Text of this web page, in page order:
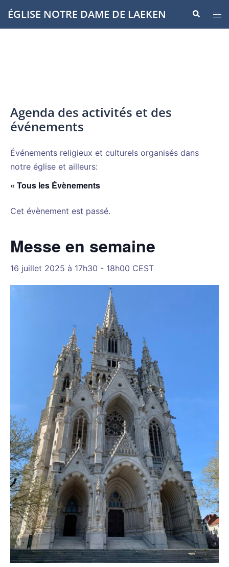
Aller
auÉGLISE NOTRE DAME DE LAEKEN
le
Agenda des activités et des
événements
Événements religieux et culturels organisés dans
notre église et ailleurs:
« Tous les Évènements
Cet évènement est passé.
Messe en semaine
16 juillet 2025 à 17h30 - 18h00 CEST